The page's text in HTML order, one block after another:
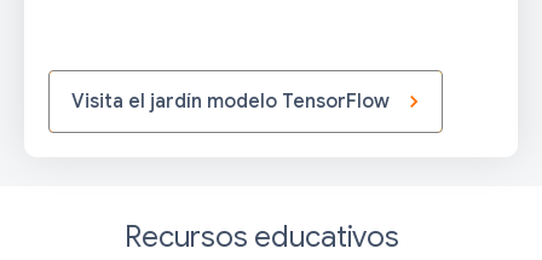
Visita el jardín modelo TensorFlow
Recursos educativos